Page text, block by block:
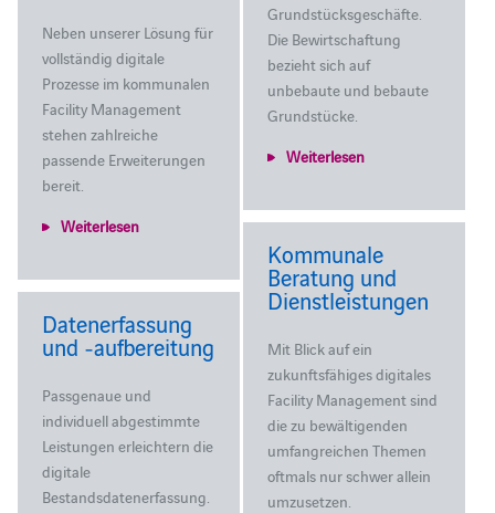
Grundstücksgeschäfte.
Die Bewirtschaftung
bezieht sich auf
unbebaute und bebaute
Grundstücke.
Weiterlesen
Neben unserer Lösung für
vollständig digitale
Prozesse im kommunalen
Facility Management
stehen zahlreiche
passende Erweiterungen
bereit.
Weiterlesen
Kommunale
Beratung und
Dienstleistungen
Mit Blick auf ein
zukunftsfähiges digitales
Facility Management sind
die zu bewältigenden
umfangreichen Themen
oftmals nur schwer allein
umzusetzen.
Datenerfassung
und ‑aufbereitung
Passgenaue und
individuell abgestimmte
Leistungen erleichtern die
digitale
Bestandsdatenerfassung.